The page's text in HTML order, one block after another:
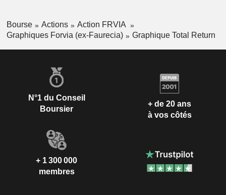
Bourse Actions
Action FRVIA
Graphiques Forvia (ex-Faurecia)
Graphique Total Return
N°1 du Conseil
Boursier
+ de 20 ans
à vos côtés
+ 1 300 000
membres